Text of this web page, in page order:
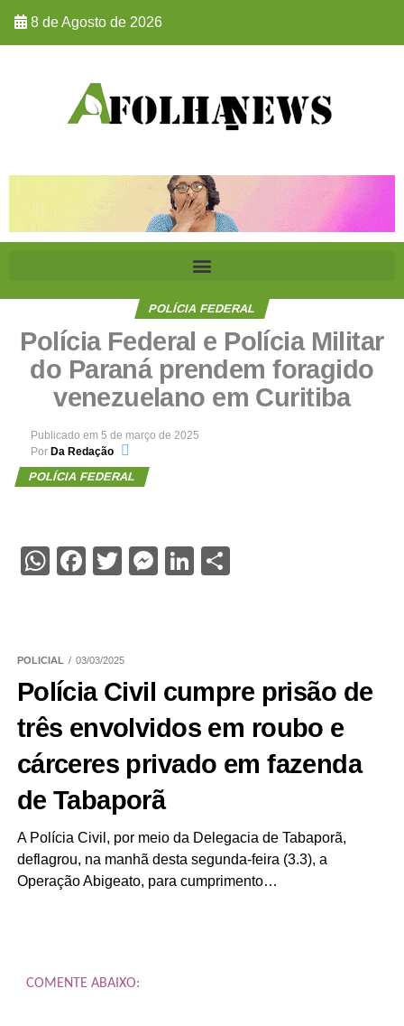
8 de Agosto de 2026
POLÍCIA FEDERAL
Polícia Federal e Polícia Militar
do Paraná prendem foragido
venezuelano em Curitiba
Publicado em 5 de março de 2025
Por Da Redação
POLÍCIA FEDERAL
WhatsApp
Facebook
Twitter
Messenger
LinkedIn
Share
POLICIAL 03/03/2025
Polícia Civil cumpre prisão de
três envolvidos em roubo e
cárceres privado em fazenda
de Tabaporã
A Polícia Civil, por meio da Delegacia de Tabaporã,
deflagrou, na manhã desta segunda-feira (3.3), a
Operação Abigeato, para cumprimento…
COMENTE ABAIXO: